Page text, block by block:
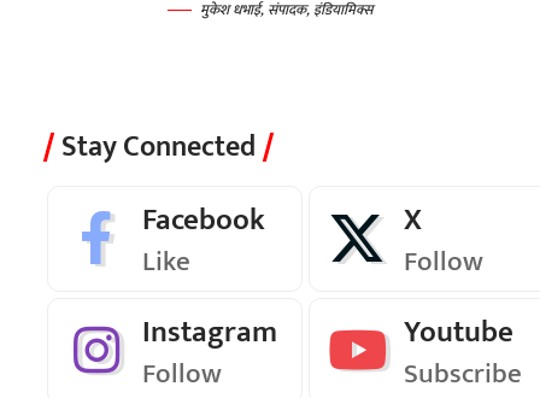
मुकेश धभाई, संपादक, इंडियामिक्स
Stay Connected
Facebook
Like
X
Follow
Instagram
Follow
Youtube
Subscribe